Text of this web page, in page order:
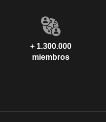
+ 1.300.000
miembros